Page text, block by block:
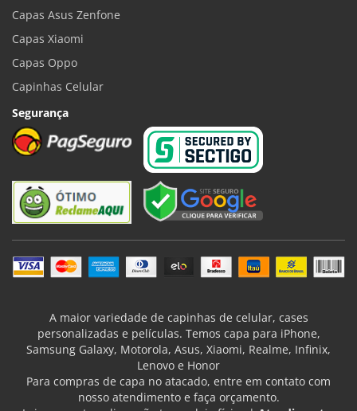
Capas Asus Zenfone
Capas Xiaomi
Capas Oppo
Capinhas Celular
Segurança
A maior variedade de capinhas de celular, cases
personalizadas e películas. Temos capa para iPhone,
Samsung Galaxy, Motorola, Asus, Xiaomi, Realme, Infinix,
Lenovo e Honor
Para compras de capa no atacado, entre em contato com
nosso atendimento e faça orçamento.